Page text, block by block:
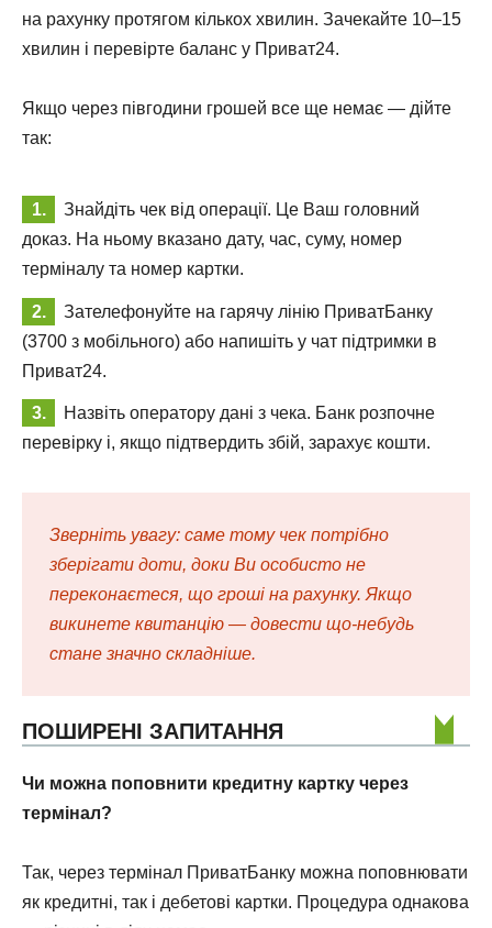
на рахунку протягом кількох хвилин. Зачекайте 10–15
хвилин і перевірте баланс у Приват24.
Якщо через півгодини грошей все ще немає — дійте
так:
Знайдіть чек від операції. Це Ваш головний
доказ. На ньому вказано дату, час, суму, номер
терміналу та номер картки.
Зателефонуйте на гарячу лінію ПриватБанку
(3700 з мобільного) або напишіть у чат підтримки в
Приват24.
Назвіть оператору дані з чека. Банк розпочне
перевірку і, якщо підтвердить збій, зарахує кошти.
Зверніть увагу: саме тому чек потрібно
зберігати доти, доки Ви особисто не
переконаєтеся, що гроші на рахунку. Якщо
викинете квитанцію — довести що-небудь
стане значно складніше.
ПОШИРЕНІ ЗАПИТАННЯ
Чи можна поповнити кредитну картку через
термінал?
Так, через термінал ПриватБанку можна поповнювати
як кредитні, так і дебетові картки. Процедура однакова